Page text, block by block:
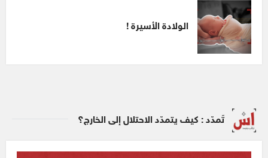
الولادة الأسيرة !
تَمدّد : كيف يتمدّد الاحتلال إلى الخارج؟